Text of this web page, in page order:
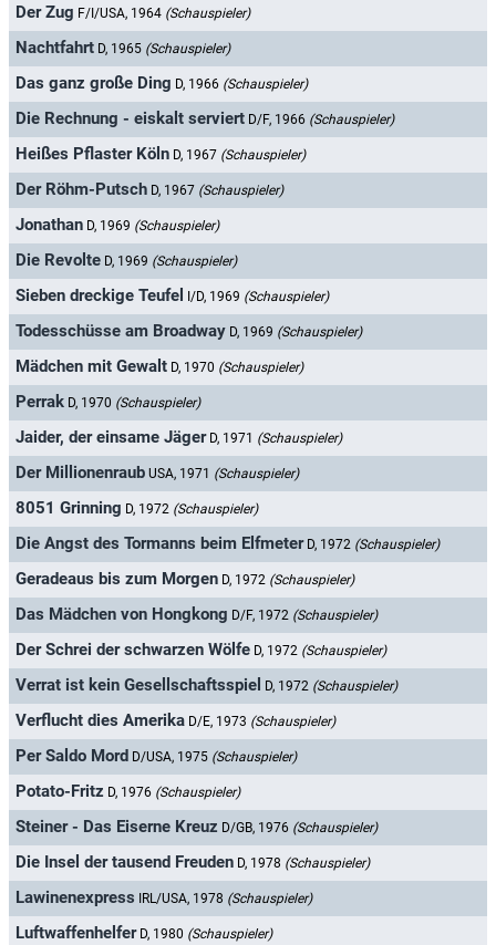
Der Zug F/I/USA, 1964 (Schauspieler)
Nachtfahrt D, 1965 (Schauspieler)
Das ganz große Ding D, 1966 (Schauspieler)
Die Rechnung - eiskalt serviert D/F, 1966 (Schauspieler)
Heißes Pflaster Köln D, 1967 (Schauspieler)
Der Röhm-Putsch D, 1967 (Schauspieler)
Jonathan D, 1969 (Schauspieler)
Die Revolte D, 1969 (Schauspieler)
Sieben dreckige Teufel I/D, 1969 (Schauspieler)
Todesschüsse am Broadway D, 1969 (Schauspieler)
Mädchen mit Gewalt D, 1970 (Schauspieler)
Perrak D, 1970 (Schauspieler)
Jaider, der einsame Jäger D, 1971 (Schauspieler)
Der Millionenraub USA, 1971 (Schauspieler)
8051 Grinning D, 1972 (Schauspieler)
Die Angst des Tormanns beim Elfmeter D, 1972 (Schauspieler)
Geradeaus bis zum Morgen D, 1972 (Schauspieler)
Das Mädchen von Hongkong D/F, 1972 (Schauspieler)
Der Schrei der schwarzen Wölfe D, 1972 (Schauspieler)
Verrat ist kein Gesellschaftsspiel D, 1972 (Schauspieler)
Verflucht dies Amerika D/E, 1973 (Schauspieler)
Per Saldo Mord D/USA, 1975 (Schauspieler)
Potato-Fritz D, 1976 (Schauspieler)
Steiner - Das Eiserne Kreuz D/GB, 1976 (Schauspieler)
Die Insel der tausend Freuden D, 1978 (Schauspieler)
Lawinenexpress IRL/USA, 1978 (Schauspieler)
Luftwaffenhelfer D, 1980 (Schauspieler)